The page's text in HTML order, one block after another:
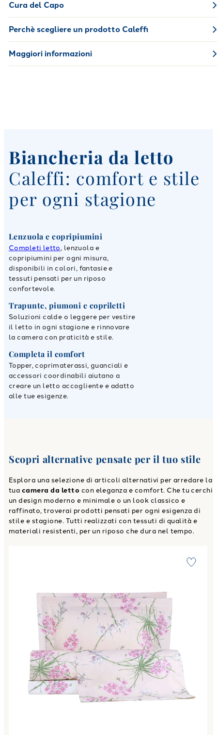
Cura del Capo
Perchè scegliere un prodotto Caleffi
Maggiori informazioni
Biancheria da letto
Caleffi: comfort e stile
per ogni stagione
Lenzuola e copripiumini
Completi letto, lenzuola e
copripiumini per ogni misura,
disponibili in colori, fantasie e
tessuti pensati per un riposo
confortevole.
Trapunte, piumoni e copriletti
Soluzioni calde o leggere per vestire
il letto in ogni stagione e rinnovare
la camera con praticità e stile.
Completa il comfort
Topper, coprimaterassi, guanciali e
accessori coordinabili aiutano a
creare un letto accogliente e adatto
alle tue esigenze.
Scopri alternative pensate per il tuo stile
Esplora una selezione di articoli alternativi per arredare la
tua camera da letto con eleganza e comfort. Che tu cerchi
un design moderno e minimale o un look classico e
raffinato, troverai prodotti pensati per ogni esigenza di
stile e stagione. Tutti realizzati con tessuti di qualità e
materiali resistenti, per un riposo che dura nel tempo.